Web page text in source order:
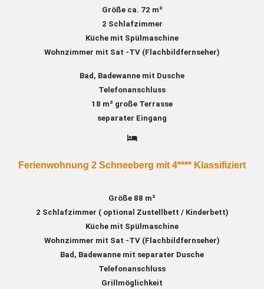
Größe ca. 72 m²
2 Schlafzimmer
Küche mit Spülmaschine
Wohnzimmer mit Sat -TV (Flachbildfernseher)
Bad, Badewanne mit Dusche
Telefonanschluss
18 m² große Terrasse
separater Eingang
Ferienwohnung 2 Schneeberg mit 4**** Klassifiziert
Größe 88 m²
2 Schlafzimmer ( optional Zustellbett / Kinderbett)
Küche mit Spülmaschine
Wohnzimmer mit Sat -TV (Flachbildfernseher)
Bad, Badewanne mit separater Dusche
Telefonanschluss
Grillmöglichkeit